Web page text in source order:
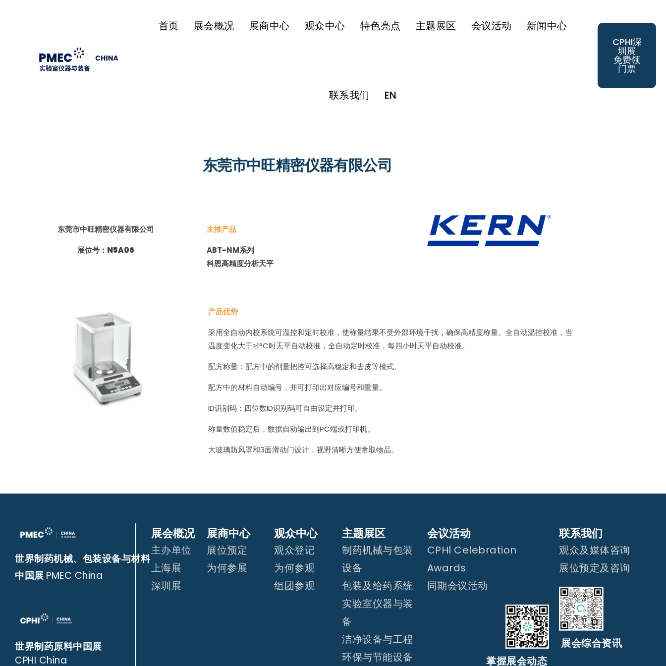
首页 展会概况 展商中心 观众中心 特色亮点 主题展区 会议活动 新闻中心
联系我们 EN
CPHI深
圳展
免费领
门票
东莞市中旺精密仪器有限公司
东莞市中旺精密仪器有限公司
展位号： N5A06
主推产品
ABT-NM系列
科恩高精度分析天平
产品优势
采用全自动内校系统可温控和定时校准，使称量结果不受外部环境干扰，确保高精度称量。全自动温控校准，当
温度变化大于≥1°C时天平自动校准，全自动定时校准，每四小时天平自动校准。
配方称量：配方中的剂量把控可选择高稳定和去皮等模式。
配方中的材料自动编号，并可打印出对应编号和重量。
ID识别码：四位数ID识别码可自由设定并打印。
称量数值稳定后，数据自动输出到PC端或打印机。
大玻璃防风罩和3面滑动门设计，视野清晰方便拿取物品。
世界制药机械、包装设备与材料
中国展 PMEC China
世界制药原料中国展
CPHI China
展会概况
主办单位
上海展
深圳展
展商中心
展位预定
为何参展
观众中心
观众登记
为何参观
组团参观
主题展区
制药机械与包装
设备
包装及给药系统
实验室仪器与装
备
洁净设备与工程
环保与节能设备
会议活动
CPHl Celebration
Awards
同期会议活动
掌握展会动态
联系我们
观众及媒体咨询
展位预定及咨询
展会综合资讯